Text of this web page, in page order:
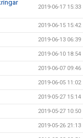
2019-06-17 15:33
2019-06-15 15:42
2019-06-13 06:39
2019-06-10 18:54
2019-06-07 09:46
2019-06-05 11:02
2019-05-27 15:14
2019-05-27 10:50
2019-05-26 21:13